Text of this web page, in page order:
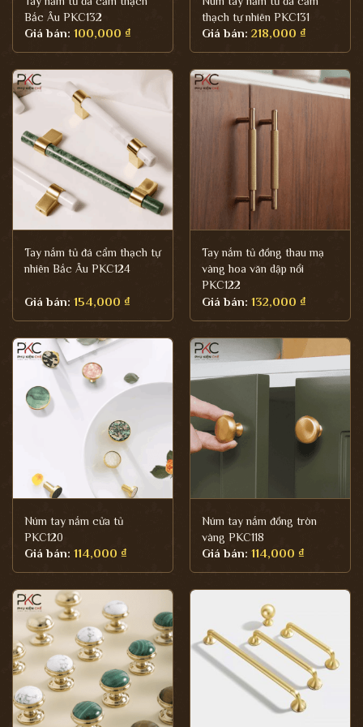
Bắc Âu PKC132
Giá bán: 100,000 ₫
thạch tự nhiên PKC131
Giá bán: 218,000 ₫
Tay nắm tủ đá cẩm thạch tự
nhiên Bắc Âu PKC124
Giá bán: 154,000 ₫
Tay nắm tủ đồng thau mạ
vàng hoa văn dập nổi
PKC122
Giá bán: 132,000 ₫
Núm tay nắm cửa tủ
PKC120
Giá bán: 114,000 ₫
Núm tay nắm đồng tròn
vàng PKC118
Giá bán: 114,000 ₫